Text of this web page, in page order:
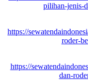
pilihan-jenis-
https://
roder-
https://
dan-